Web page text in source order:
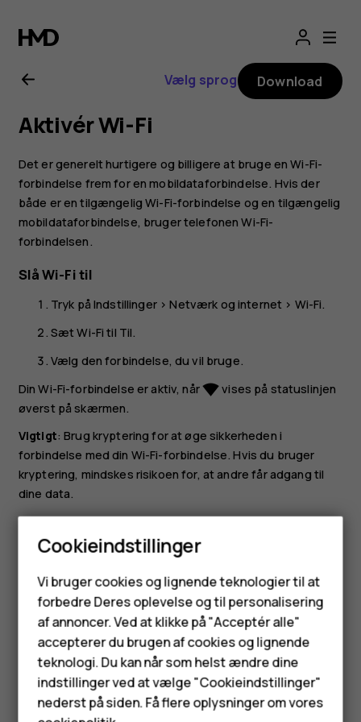
Brugervejledning
til
Nokia
8.1
Smartphones
Feature-telefoner
Tilbehør
HMD Terra M
Vælg sprog Download
Aktivér Wi-Fi
Det er generelt hurtigere og billigere at bruge en Wi-Fi-
forbindelse frem for en mobildataforbindelse. Hvis der
både er en tilgængelig Wi-Fi-forbindelse og en tilgængelig
mobildataforbindelse, bruger telefonen Wi-Fi-
forbindelsen.
Slå Wi-Fi til
Tryk påIndstillinger>Netværk og internet > Wi-Fi.
Sæt Wi-Fi til Til.
Vælg den forbindelse, du vil bruge.
Din Wi-Fi-forbindelse er aktiv, nårnetwork_wifivises på statuslinjen
øverst på skærmen.
Vigtigt: Brug kryptering for at øge sikkerheden i
forbindelse med din Wi-Fi-forbindelse. Hvis du bruger
kryptering, mindskes risikoen for, at andre får adgang til
dine data.
nogen tilgængelige satellitsignaler, f.eks. når du er
slå Wi-Fi til for at forbedre positionsbestemmelsens
nøjagtighed.
Cookieindstillinger
Vi bruger cookies og lignende teknologier til at
forbedre Deres oplevelse og til personalisering
af annoncer. Ved at klikke på "Acceptér alle"
accepterer du brugen af cookies og lignende
teknologi. Du kan når som helst ændre dine
indstillinger ved at vælge "Cookieindstillinger"
nederst på siden. Få flere oplysninger om vores